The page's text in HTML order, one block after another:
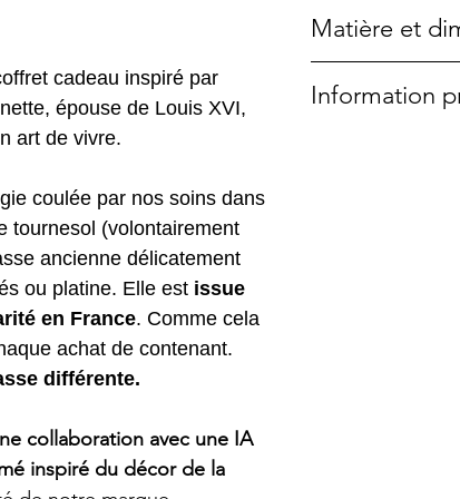
cadeau inspiré par
épouse de Louis XVI,
art de vivre.
coulée par nos soins dans
tournesol (volontairement
ancienne délicatement
ou platine. Elle est issue
en France. Comme cela
achat de contenant.
différente.
collaboration avec une IA
inspiré du décor de la
Matière et
Tasse à thé
Information